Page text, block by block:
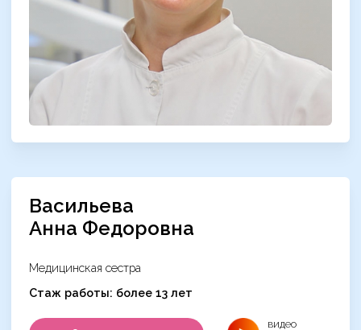
Васильева
Анна Федоровна
Медицинская сестра
Cтаж работы: более 13 лет
видео